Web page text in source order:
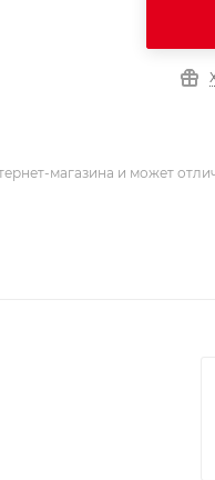
магазина и может